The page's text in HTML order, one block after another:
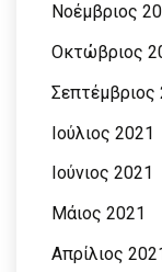
Νοέμβριος
Οκτώβριος
Σεπτέμβριος
Ιούλιος 2021
Ιούνιος 2021
Μάιος 2021
Απρίλιος